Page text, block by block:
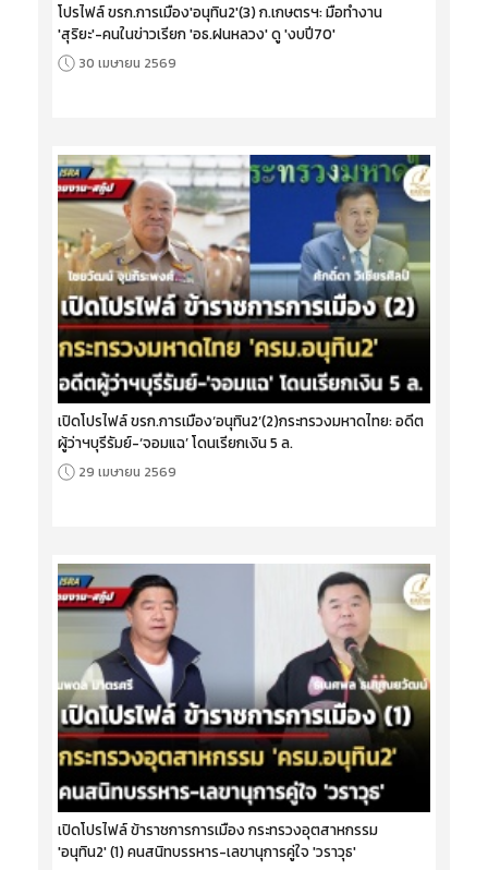
โปรไฟล์ ขรก.การเมือง'อนุทิน2'(3) ก.เกษตรฯ: มือทำงาน
'สุริยะ'-คนในข่าวเรียก 'อธ.ฝนหลวง' ดู 'งบปี70'
30 เมษายน 2569
เปิดโปรไฟล์ ขรก.การเมือง‘อนุทิน2’(2)กระทรวงมหาดไทย: อดีต
ผู้ว่าฯบุรีรัมย์-‘จอมแฉ’ โดนเรียกเงิน 5 ล.
29 เมษายน 2569
เปิดโปรไฟล์ ข้าราชการการเมือง กระทรวงอุตสาหกรรม
'อนุทิน2' (1) คนสนิทบรรหาร-เลขานุการคู่ใจ 'วราวุธ'